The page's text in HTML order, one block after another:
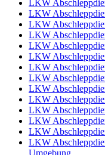
LKW
LKW
LKW
LKW
LKW
LKW
LKW
LKW
LKW
LKW
LKW
LKW
LKW
LKW
Umgebung